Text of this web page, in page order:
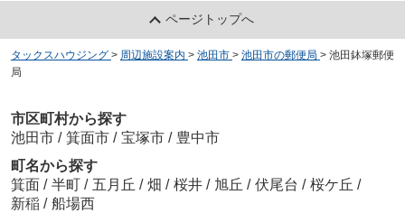
ページトップへ
タックスハウジング > 周辺施設案内 > 池田市 > 池田市の郵便局 > 池田鉢塚郵便
局
市区町村から探す
池田市 / 箕面市 / 宝塚市 / 豊中市
町名から探す
箕面 / 半町 / 五月丘 / 畑 / 桜井 / 旭丘 / 伏尾台 / 桜ケ丘 /
新稲 / 船場西